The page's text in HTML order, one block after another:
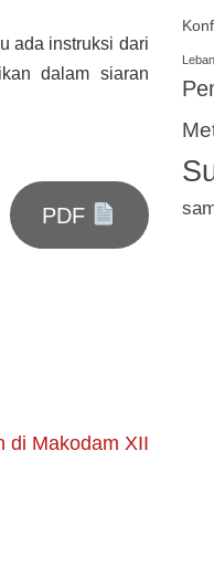
ada instruksi dari
dalam siaran
PDF
di Makodam XII